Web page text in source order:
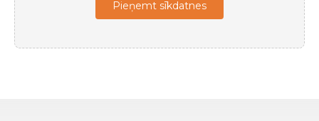
Pieņemt sīkdatnes